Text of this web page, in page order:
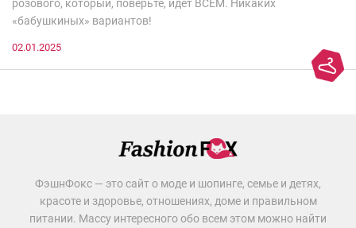
розового, который, поверьте, идет ВСЕМ. Никаких
«бабушкиных» вариантов!
02.01.2025
ФэшнФокс — это сайт о моде и шопинге, семье и детях,
красоте и здоровье, отношениях, доме и правильном
питании. Массу интересного обо всем этом можно найти